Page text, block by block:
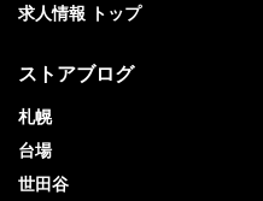
求人情報 トップ
ストアブログ
札幌
台場
世田谷